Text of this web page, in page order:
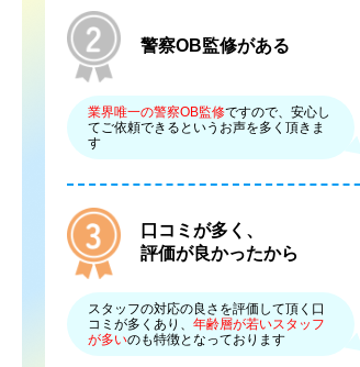
警察OB監修がある
業界唯一の警察OB監修ですので、安心し
てご依頼できるというお声を多く頂きま
す
口コミが多く、
評価が良かったから
スタッフの対応の良さを評価して頂く口
コミが多くあり、 年齢層が若いスタッフ
が多いのも特徴となっております